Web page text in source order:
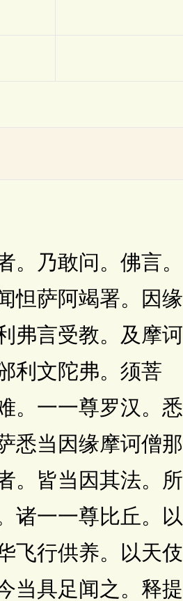
乃敢问。佛言。
怛萨阿竭署。因缘
弗言受教。及摩诃
利文陀弗。须菩
。一一尊罗汉。悉
悉当因缘摩诃僧那
。皆当因其法。所
诸一一尊比丘。以
飞行供养。以天伎
当具足闻之。释提